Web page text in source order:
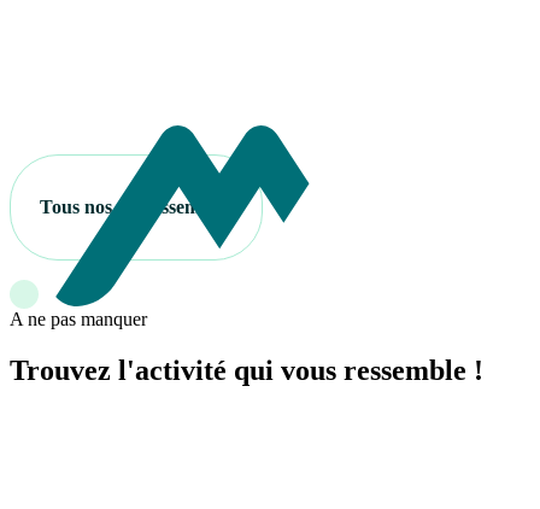
Tous nos établissements
A ne pas manquer
Trouvez l'activité qui vous ressemble !